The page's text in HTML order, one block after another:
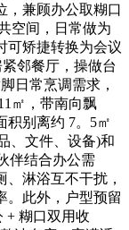
，兼顾办公取糊口
空间，日常做为
可矫捷转换为会议
邻餐厅，操做台
日常烹调需求，
㎡，带南向飘
积别离约 7。5㎡
、文件、设备)和
伴结合办公需
淋浴互不干扰，
。此外，户型预留
+ 糊口双用收